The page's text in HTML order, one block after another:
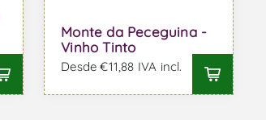
Monte da Peceguina -
Vinho Tinto
Desde €11,88 IVA incl.